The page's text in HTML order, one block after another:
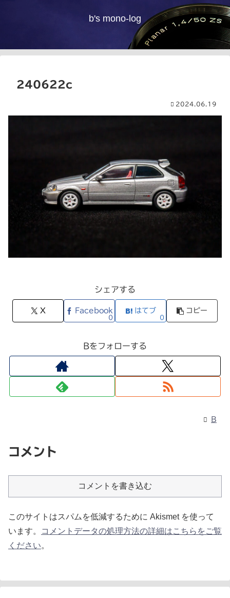
b's mono-log
240622c
2024.06.19
シェアする
X Facebook
0
はてブ
0
コピー
Bをフォローする
B
コメント
コメントを書き込む
このサイトはスパムを低減するために Akismet を使って
います。
コメントデータの処理方法の詳細はこちらをご覧
ください。